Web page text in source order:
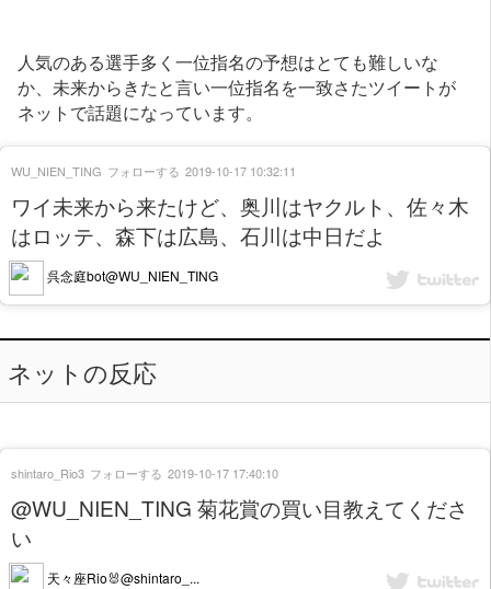
人気のある選手多く一位指名の予想はとても難しいな
か、未来からきたと言い一位指名を一致さたツイートが
ネットで話題になっています。
ワイ未来から来たけど、奥川はヤクルト、佐々木
はロッテ、森下は広島、石川は中日だよ
呉念庭bot@WU_NIEN_TING
WU_NIEN_TING フォローする 2019-10-17 10:32:11
ネットの反応
@WU_NIEN_TING 菊花賞の買い目教えてくださ
い
天々座Rio🐰@shintaro_...
shintaro_Rio3 フォローする 2019-10-17 17:40:10